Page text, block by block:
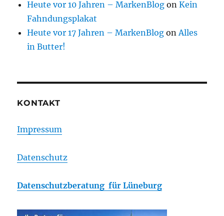
Heute vor 10 Jahren – MarkenBlog onKein
Fahndungsplakat
Heute vor 17 Jahren – MarkenBlog onAlles
in Butter!
KONTAKT
Impressum
Datenschutz
Datenschutzberatung für Lüneburg